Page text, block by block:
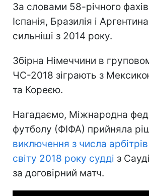
За словами 58-річного
Іспанія, Бразилія і
сильніші з 2014 року.
Збірна Німеччини в
ЧС-2018 зіграють з
та Кореєю.
Нагадаємо, Міжнародна
футболу (ФІФА) прийняла
виключення з числа
світу 2018 року судді з
за договірний матч.